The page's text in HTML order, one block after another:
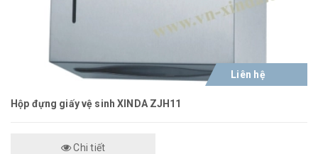
Liên hệ
Hộp đựng giấy vệ sinh XINDA ZJH11
Chi tiết